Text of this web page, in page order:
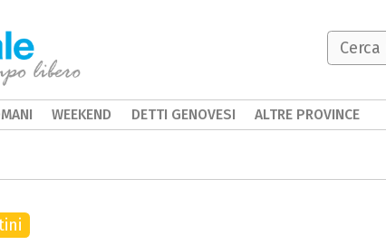
WEEKEND DETTI GENOVESI ALTRE PROVINCE